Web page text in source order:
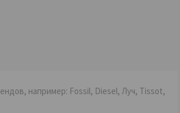
например: Fossil, Diesel, Луч, Tissot,